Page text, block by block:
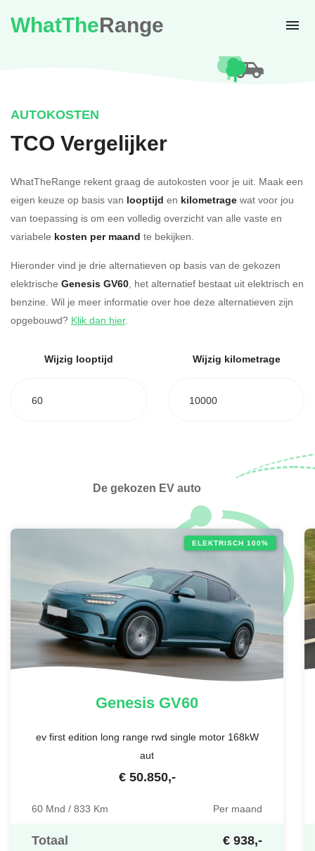
WhatTheRange
AUTOKOSTEN
TCO Vergelijker
WhatTheRange rekent graag de autokosten voor je uit. Maak een
eigen keuze op basis van looptijd en kilometrage wat voor jou
van toepassing is om een volledig overzicht van alle vaste en
variabele kosten per maand te bekijken.
Hieronder vind je drie alternatieven op basis van de gekozen
elektrische Genesis GV60, het alternatief bestaat uit elektrisch en
benzine. Wil je meer informatie over hoe deze alternatieven zijn
opgebouwd? Klik dan hier.
Wijzig looptijd
60
Wijzig kilometrage
10000
De gekozen EV auto
ELEKTRISCH 100%
Genesis GV60
ev first edition long range rwd single motor 168kW
aut
€ 50.850,-
60 Mnd / 833 Km Per maand
Totaal € 938,-